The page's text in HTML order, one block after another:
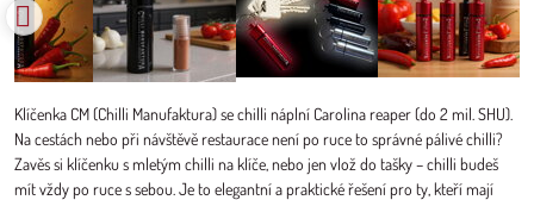
Klíčenka CM (Chilli Manufaktura) se chilli náplní Carolina reaper (do 2 mil. SHU).
Na cestách nebo při návštěvě restaurace není po ruce to správné pálivé chilli?
Zavěs si klíčenku s mletým chilli na klíče, nebo jen vlož do tašky – chilli budeš
mít vždy po ruce s sebou. Je to elegantní a praktické řešení pro ty, kteří mají